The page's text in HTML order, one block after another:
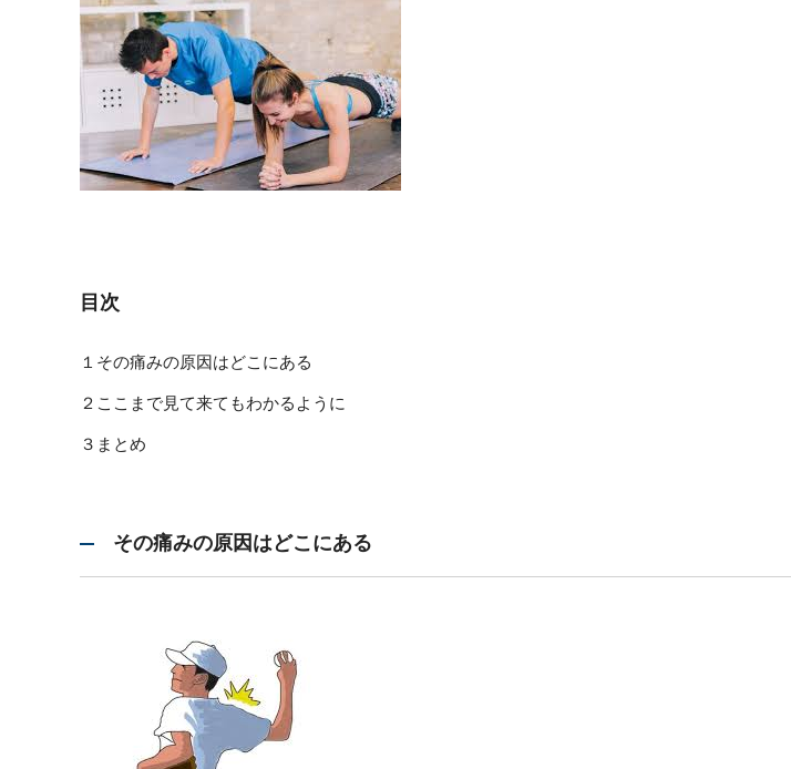
目次
１その痛みの原因はどこにある
２ここまで見て来てもわかるように
３まとめ
その痛みの原因はどこにある